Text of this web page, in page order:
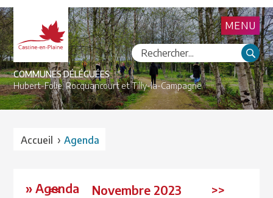
COMMUNES DÉLÉGUÉES
Hubert-Folie,Rocquancourt etTilly-la-Campagne
MENU
Accueil ›Agenda
» Agenda
<< Novembre 2023 >>